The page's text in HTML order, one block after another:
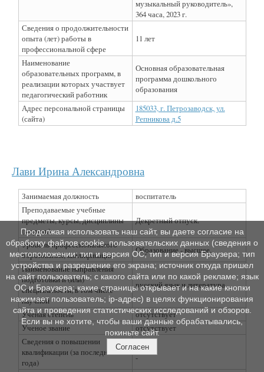
музыкальный руководитель»,
364 часа, 2023 г.
Сведения о продолжительности
опыта (лет) работы в
профессиональной сфере
11 лет
Наименование
образовательных программ, в
реализации которых участвует
педагогический работник
Основная образовательная
программа дошкольного
образования
Адрес персональной страницы
(сайта)
185033, г. Петрозаводск, ул.
Репникова д.5
Лави Ирина Александровна
Занимаемая должность
воспитатель
Преподаваемые учебные
предметы, курсы, дисциплины
(модули)
Декретный отпуск.
Уровень профессионального
образования, квалификация
Образование - высшее.
Наименование направления
подготовки и (или)
специальности, в том числе
научной
русский язык и литература
Ученая степень
отсутствует
Ученое звание
отсутствует
Сведения о повышении
квалификации (за последние 3
года)
-
Продолжая использовать наш сайт, вы даете согласие на
обработку файлов cookie, пользовательских данных (сведения о
местоположении; тип и версия ОС; тип и версия Браузера; тип
устройства и разрешение его экрана; источник откуда пришел
на сайт пользователь; с какого сайта или по какой рекламе; язык
ОС и Браузера; какие страницы открывает и на какие кнопки
нажимает пользователь; ip-адрес) в целях функционирования
сайта и проведения статистических исследований и обзоров.
Если вы не хотите, чтобы ваши данные обрабатывались,
покиньте сайт.
Согласен